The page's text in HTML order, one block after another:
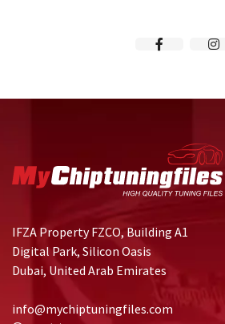
IFZA Property FZCO, Building A1
Digital Park, Silicon Oasis
Dubai, United Arab Emirates
info@mychiptuningfiles.com